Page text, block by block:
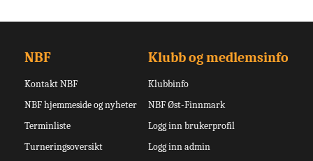
NBF
Kontakt NBF
NBF hjemmeside og nyheter
Terminliste
Turneringsoversikt
Klubb og medlemsinfo
Klubbinfo
NBF Øst-Finnmark
Logg inn brukerprofil
Logg inn admin